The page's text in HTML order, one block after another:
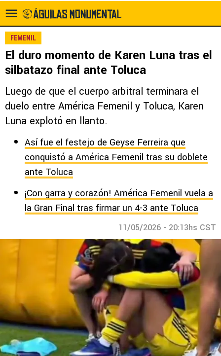
FEMENIL
El duro momento de Karen Luna tras el
silbatazo final ante Toluca
Luego de que el cuerpo arbitral terminara el
duelo entre América Femenil y Toluca, Karen
Luna explotó en llanto.
Así fue el festejo de Geyse Ferreira que
conquistó a América Femenil tras su doblete
ante Toluca
¡Con garra y corazón! América Femenil vuela a
la Gran Final tras firmar un 4-3 ante Toluca
11/05/2026 - 20:13hs CST